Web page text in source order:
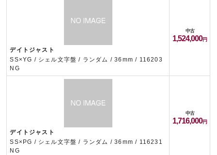
デイトジャスト
SS×YG / シェル文字盤 / ランダム / 36mm / 116203
NG
中古
1,524,000
デイトジャスト
SS×PG / シェル文字盤 / ランダム / 36mm / 116231
NG
中古
1,716,000